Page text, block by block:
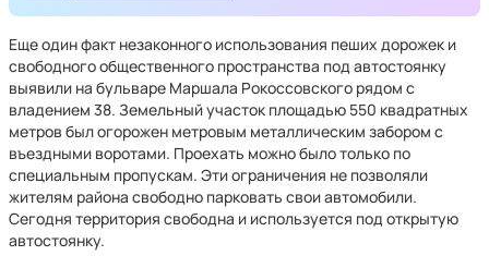
Еще один факт незаконного использования пеших дорожек и
свободного общественного пространства под автостоянку
выявили на бульваре Маршала Рокоссовского рядом с
владением 38. Земельный участок площадью 550 квадратных
метров был огорожен метровым металлическим забором с
въездными воротами. Проехать можно было только по
специальным пропускам. Эти ограничения не позволяли
жителям района свободно парковать свои автомобили.
Сегодня территория свободна и используется под открытую
автостоянку.